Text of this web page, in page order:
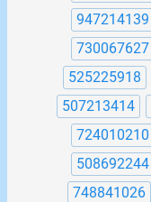
947214139
730067627
525225918
507213414
724010210
508692244
748841026